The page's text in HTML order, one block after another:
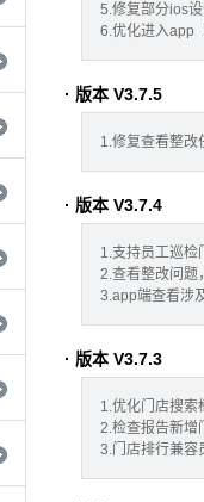
5.修复部分ios
6.优化进入app
· 版本 V3.7.5
1.修复查看整改
· 版本 V3.7.4
1.支持员工巡检
2.查看整改问题
3.app端查看涉
· 版本 V3.7.3
1.优化门店搜索
2.检查报告新增
3.门店排行兼容